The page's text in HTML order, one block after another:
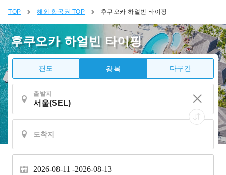
TOP 해외 항공권 TOP 후쿠오카 하얼빈 타이핑
후쿠오카 하얼빈 타이핑
편도 왕복 다구간
출발지
2026-08-11 2026-08-13